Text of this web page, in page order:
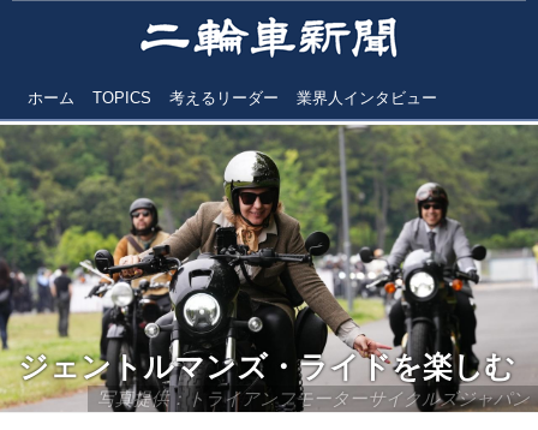
ホーム TOPICS 考えるリーダー 業界人インタビュー
写真提供：トライアンフモーターサイクルズジャパン
ジェントルマンズ・ライドを楽しむ